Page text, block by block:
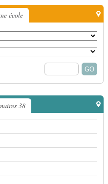
école
38